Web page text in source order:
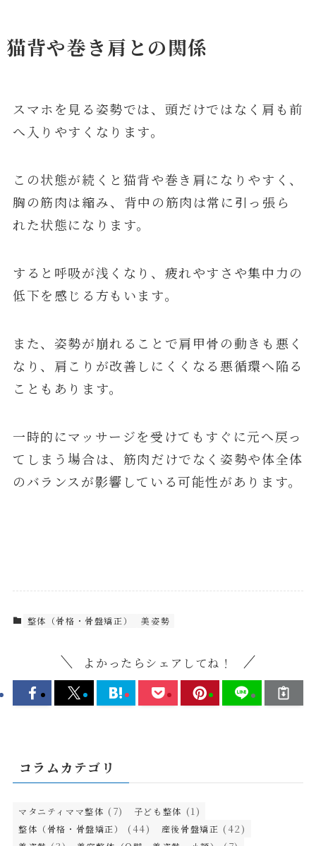
猫背や巻き肩との関係
スマホを見る姿勢では、頭だけではなく肩も前
へ入りやすくなります。
この状態が続くと猫背や巻き肩になりやすく、
胸の筋肉は縮み、背中の筋肉は常に引っ張ら
れた状態になります。
すると呼吸が浅くなり、疲れやすさや集中力の
低下を感じる方もいます。
また、姿勢が崩れることで肩甲骨の動きも悪く
なり、肩こりが改善しにくくなる悪循環へ陥る
こともあります。
一時的にマッサージを受けてもすぐに元へ戻っ
てしまう場合は、筋肉だけでなく姿勢や体全体
のバランスが影響している可能性があります。
整体（骨格・骨盤矯正） 美姿勢
よかったらシェアしてね！
コラムカテゴリ
マタニティママ整体 (7) 子ども整体 (1)
整体（骨格・骨盤矯正） (44) 産後骨盤矯正 (42)